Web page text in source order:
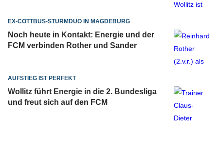
EX-COTTBUS-STURMDUO IN MAGDEBURG
Noch heute in Kontakt: Energie und der
FCM verbinden Rother und Sander
AUFSTIEG IST PERFEKT
Wollitz führt Energie in die 2. Bundesliga
und freut sich auf den FCM